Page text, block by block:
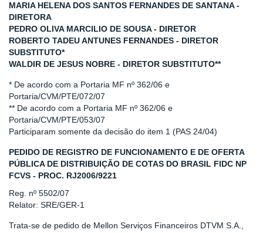
MARIA HELENA DOS SANTOS FERNANDES DE SANTANA -
DIRETORA
PEDRO OLIVA MARCILIO DE SOUSA - DIRETOR
ROBERTO TADEU ANTUNES FERNANDES - DIRETOR
SUBSTITUTO*
WALDIR DE JESUS NOBRE - DIRETOR SUBSTITUTO**
* De acordo com a Portaria MF nº 362/06 e
Portaria/CVM/PTE/072/07
** De acordo com a Portaria MF nº 362/06 e
Portaria/CVM/PTE/053/07
Participaram somente da decisão do item 1 (PAS 24/04)
PEDIDO DE REGISTRO DE FUNCIONAMENTO E DE OFERTA
PÚBLICA DE DISTRIBUIÇÃO DE COTAS DO BRASIL FIDC NP
FCVS - PROC. RJ2006/9221
Reg. nº 5502/07
Relator: SRE/GER-1
Trata-se de pedido de Mellon Serviços Financeiros DTVM S.A.,